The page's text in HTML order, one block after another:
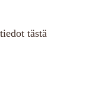
tästä